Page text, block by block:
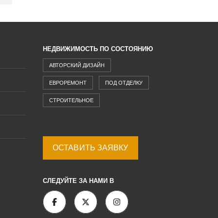
НЕДВИЖИМОСТЬ ПО СОСТОЯНИЮ
АВТОРСКИЙ ДИЗАЙН
ЕВРОРЕМОНТ ПОД ОТДЕЛКУ
СТРОИТЕЛЬНОЕ
ОСТАВИТЬ ЗАЯВКУ
СЛЕДУЙТЕ ЗА НАМИ В